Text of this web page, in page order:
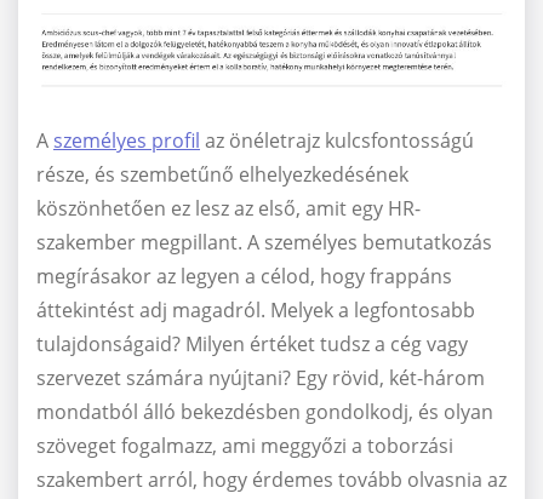
A személyes profil az önéletrajz kulcsfontosságú
része, és szembetűnő elhelyezkedésének
köszönhetően ez lesz az első, amit egy HR-
szakember megpillant. A személyes bemutatkozás
megírásakor az legyen a célod, hogy frappáns
áttekintést adj magadról. Melyek a legfontosabb
tulajdonságaid? Milyen értéket tudsz a cég vagy
szervezet számára nyújtani? Egy rövid, két-három
mondatból álló bekezdésben gondolkodj, és olyan
szöveget fogalmazz, ami meggyőzi a toborzási
szakembert arról, hogy érdemes tovább olvasnia az